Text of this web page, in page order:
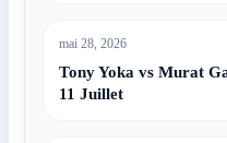
mai 28, 2026
Tony Yoka vs Murat
11 Juillet